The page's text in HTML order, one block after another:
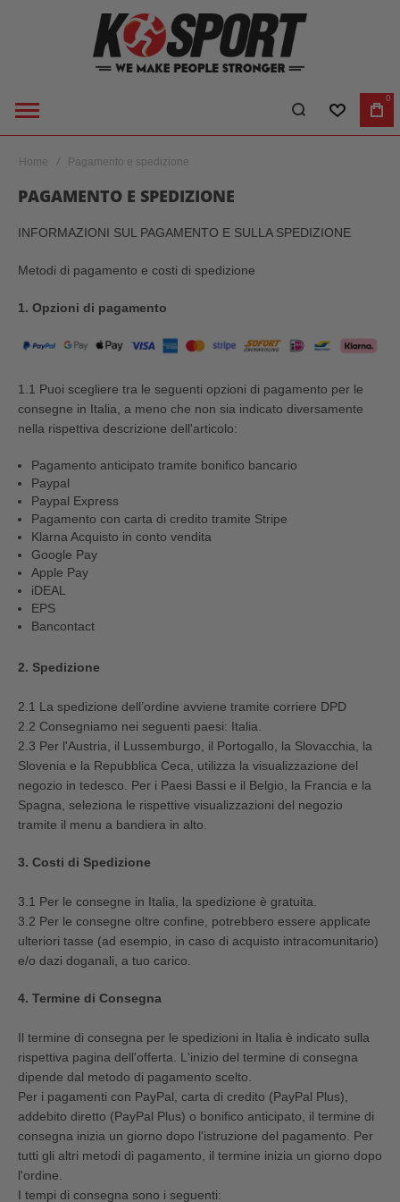
LISTA
0
Home Pagamento e spedizione
PAGAMENTO E SPEDIZIONE
INFORMAZIONI SUL PAGAMENTO E SULLA SPEDIZIONE
Metodi di pagamento e costi di spedizione
1. Opzioni di pagamento
1.1 Puoi scegliere tra le seguenti opzioni di pagamento per le
consegne in Italia, a meno che non sia indicato diversamente
nella rispettiva descrizione dell'articolo:
Pagamento anticipato tramite bonifico bancario
Paypal
Paypal Express
Pagamento con carta di credito tramite Stripe
Klarna Acquisto in conto vendita
Google Pay
Apple Pay
iDEAL
EPS
Bancontact
2. Spedizione
2.1 La spedizione dell’ordine avviene tramite corriere DPD
2.2 Consegniamo nei seguenti paesi: Italia.
2.3 Per l'Austria, il Lussemburgo, il Portogallo, la Slovacchia, la
Slovenia e la Repubblica Ceca, utilizza la visualizzazione del
negozio in tedesco. Per i Paesi Bassi e il Belgio, la Francia e la
Spagna, seleziona le rispettive visualizzazioni del negozio
tramite il menu a bandiera in alto.
3. Costi di Spedizione
3.1 Per le consegne in Italia, la spedizione è gratuita.
3.2 Per le consegne oltre confine, potrebbero essere applicate
ulteriori tasse (ad esempio, in caso di acquisto intracomunitario)
e/o dazi doganali, a tuo carico.
4. Termine di Consegna
Il termine di consegna per le spedizioni in Italia è indicato sulla
rispettiva pagina dell'offerta. L'inizio del termine di consegna
dipende dal metodo di pagamento scelto.
Per i pagamenti con PayPal, carta di credito (PayPal Plus),
addebito diretto (PayPal Plus) o bonifico anticipato, il termine di
consegna inizia un giorno dopo l'istruzione del pagamento. Per
tutti gli altri metodi di pagamento, il termine inizia un giorno dopo
l'ordine.
I tempi di consegna sono i seguenti: